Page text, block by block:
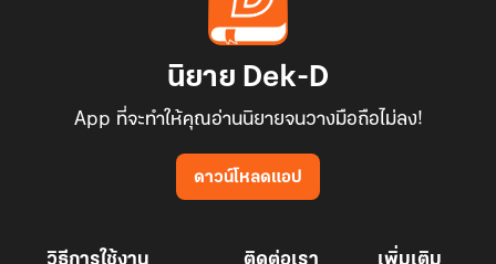
นิยาย Dek-D
App ที่จะทำให้คุณอ่านนิยายจนวางมือถือไม่ลง!
ดาวน์โหลดแอป